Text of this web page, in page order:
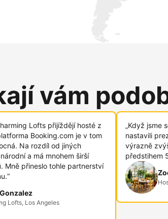
vám
Lofts přijíždějí hosté z
Booking.com je v tom
Na rozdíl od jiných
a má mnohem širší
Mně přineslo tohle partnerství
Lofts, Los Angeles
„Když jsme
nastavili
výrazně
předstihem